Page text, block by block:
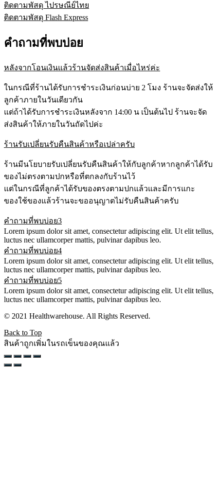
ติดตามพัสดุ ไปรษณีย์ไทย
ติดตามพัสดุ Flash Express
คำถามที่พบบ่อย
หลังจากโอนเงินแล้วร้านจัดส่งสินค้าเมื่อไหร่ค่ะ
ในกรณีที่ร้านได้รับการชำระเงินก่อนบ่าย 2 โมง ร้านจะจัดส่งให้
ลูกค้าภายในวันเดียวกัน
แต่ถ้าได้รับการชำระเงินหลังจาก 14:00 น เป็นต้นไป ร้านจะจัด
ส่งสินค้าให้ภายในวันถัดไปค่ะ
ร้านรับเปลี่ยนรับคืนสินค้าหรือเปล่าครับ
ร้านมีนโยบายรับเปลี่ยนรับคืนสินค้าให้กับลูกค้าหากลูกค้าได้รับ
ของไม่ตรงตามปกหรือที่ตกลงกับร้านไว้
แต่ในกรณีที่ลูกค้าได้รับของตรงตามปกแล้วและมีการแกะ
ของใช้ของแล้วร้านจะขออนุญาตไม่รับคืนสินค้าครับ
คำถามที่พบบ่อย3
Lorem ipsum dolor sit amet, consectetur adipiscing elit. Ut elit tellus,
luctus nec ullamcorper mattis, pulvinar dapibus leo.
คำถามที่พบบ่อย4
Lorem ipsum dolor sit amet, consectetur adipiscing elit. Ut elit tellus,
luctus nec ullamcorper mattis, pulvinar dapibus leo.
คำถามที่พบบ่อย5
Lorem ipsum dolor sit amet, consectetur adipiscing elit. Ut elit tellus,
luctus nec ullamcorper mattis, pulvinar dapibus leo.
© 2021 Healthwarehouse. All Rights Reserved.
Back to Top
สินค้าถูกเพิ่มในรถเข็นของคุณแล้ว